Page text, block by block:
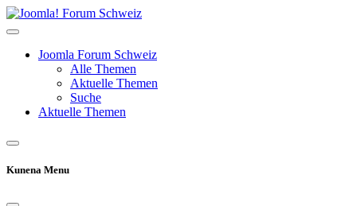
Joomla Forum Schweiz
Alle Themen
Aktuelle Themen
Suche
Aktuelle Themen
Kunena Menu